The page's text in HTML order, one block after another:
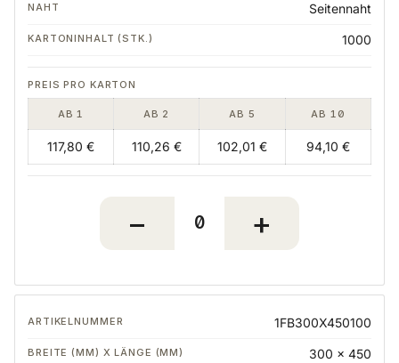
Seitennaht
1000
AB 1 AB 2 AB 5 AB 10
117,80 € 110,26 € 102,01 € 94,10 €
1FB300X450100
300 x 450